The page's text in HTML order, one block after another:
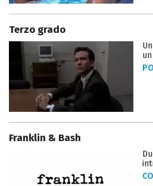
Terzo grado
Franklin & Bash